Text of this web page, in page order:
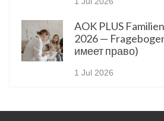
AOK PLUS
2026 —
имеет право)
1 Jul 2026